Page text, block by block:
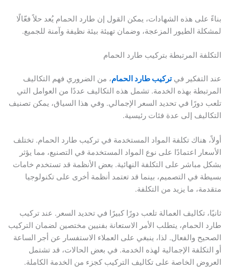
بناءً على هذه الشهادات، يمكن القول إن طارد الحمام يُعد حلاً فعّالًا
لمشكلة الطيور المزعجة، وضمان تهيئة بيئة نظيفة وآمنة للجميع.
التكلفة المرتبطة بتركيب طارد الحمام
عند التفكير فيتركيب طارد الحمام، من الضروري فهم التكاليف
المرتبطة بهذه الخدمة. تشمل هذه التكاليف عددًا من العوامل التي
تلعب دورًا في تحديد السعر الإجمالي. وفي هذا السياق، يمكن تصنيف
التكاليف إلى عدة فئات رئيسية.
أولاً، هناك تكلفة المواد المستخدمة في تركيب طارد الحمام. تختلف
الأسعار اعتمادًا على نوع المواد المستخدمة في التصنيع، مما يؤثر
بشكل مباشر على التكلفة النهائية. بعض الأنظمة قد تستخدم خامات
بسيطة في التصميم، بينما قد تعتمد أنظمة أخرى على تكنولوجيا
متقدمة، ما يزيد من التكلفة.
ثانيًا، تكاليف العمالة تلعب دورًا كبيرًا في تحديد السعر. عند تركيب
طارد الحمام، يتطلب الأمر الاستعانة بفنيين مختصين لضمان التركيب
الصحيح والفعال. لذا، ينبغي على العملاء الاستفسار عن أجر الساعة
أو التكلفة الإجمالية لهذه الخدمة. في بعض الحالات، قد تشتمل
العروض الخاصة على تكاليف التركيب كجزء من الخدمة الكاملة.